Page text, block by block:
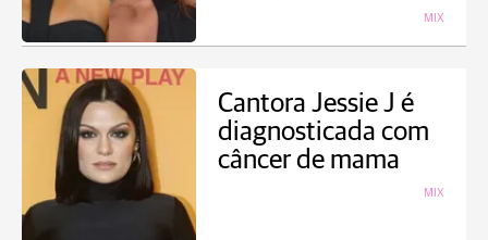
MIX
Cantora Jessie J é
diagnosticada com
câncer de mama
MIX